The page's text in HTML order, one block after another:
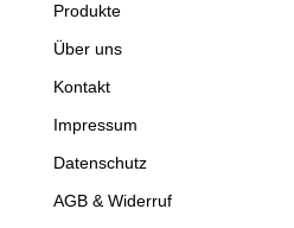
Produkte
Über uns
Kontakt
Impressum
Datenschutz
AGB & Widerruf